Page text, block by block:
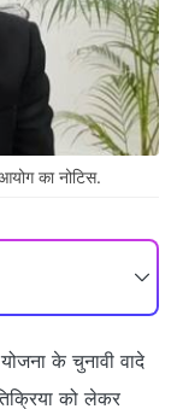
का नोटिस.
के चुनावी वादे
को लेकर